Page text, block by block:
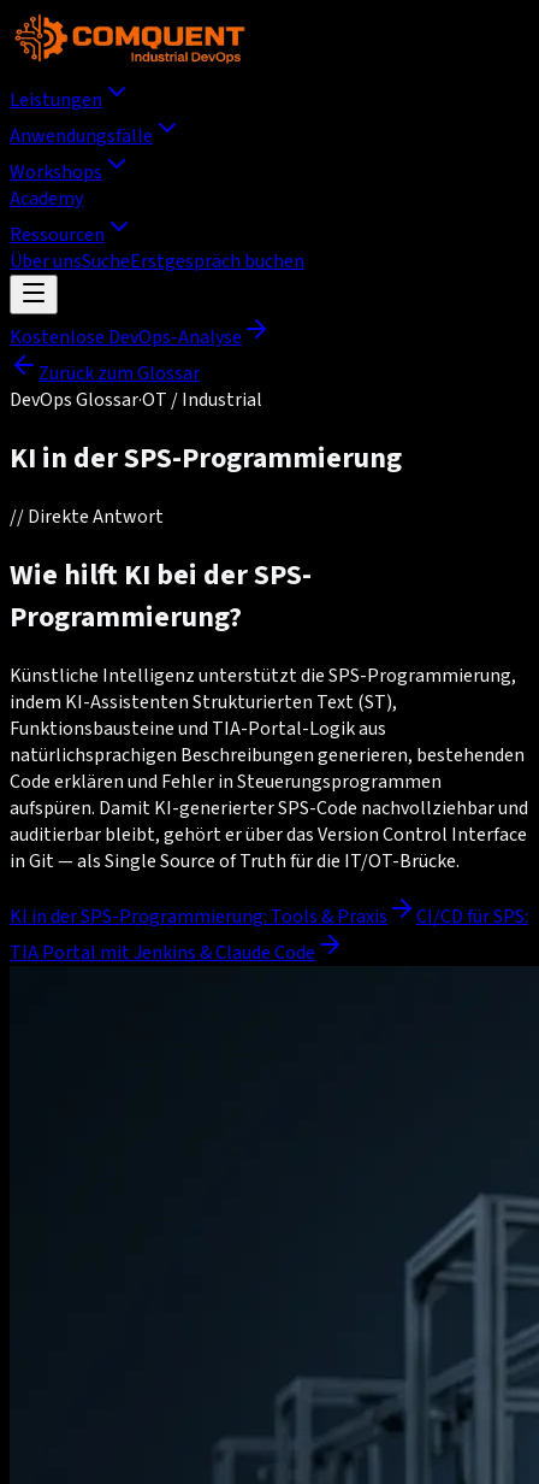
Leistungen
Anwendungsfälle
Workshops
Academy
Ressourcen
Über unsSucheErstgespräch buchen
Kostenlose DevOps-Analyse
Zurück zum Glossar
DevOps Glossar·OT / Industrial
KI in der SPS-Programmierung
//Direkte Antwort
Wie hilft KI bei der SPS-
Programmierung?
Künstliche Intelligenz unterstützt die SPS-Programmierung,
indem KI-Assistenten Strukturierten Text (ST),
Funktionsbausteine und TIA-Portal-Logik aus
natürlichsprachigen Beschreibungen generieren, bestehenden
Code erklären und Fehler in Steuerungsprogrammen
aufspüren. Damit KI-generierter SPS-Code nachvollziehbar und
auditierbar bleibt, gehört er über das Version Control Interface
in Git — als Single Source of Truth für die IT/OT-Brücke.
KI in der SPS-Programmierung: Tools & Praxis
CI/CD für SPS:
TIA Portal mit Jenkins & Claude Code